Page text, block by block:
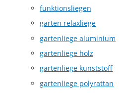
funktionsliegen
garten relaxliege
gartenliege aluminium
gartenliege holz
gartenliege kunststoff
gartenliege polyrattan